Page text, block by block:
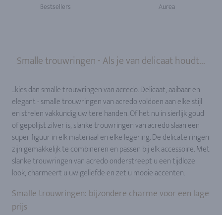
Bestsellers Aurea
Smalle trouwringen - Als je van delicaat houdt...
...kies dan smalle trouwringen van acredo. Delicaat, aaibaar en
elegant - smalle trouwringen van acredo voldoen aan elke stijl
en strelen vakkundig uw tere handen. Of het nu in sierlijk goud
of gepolijst zilver is, slanke trouwringen van acredo slaan een
super figuur in elk materiaal en elke legering. De delicate ringen
zijn gemakkelijk te combineren en passen bij elk accessoire. Met
slanke trouwringen van acredo onderstreept u een tijdloze
look, charmeert u uw geliefde en zet u mooie accenten.
Smalle trouwringen: bijzondere charme voor een lage
prijs